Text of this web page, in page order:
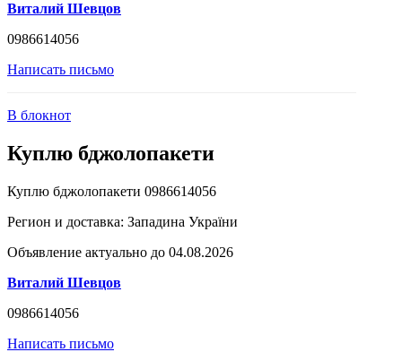
Виталий Шевцов
0986614056
Написать письмо
В блокнот
Куплю бджолопакети
Куплю бджолопакети 0986614056
Регион и доставка: Западина України
Объявление актуально до 04.08.2026
Виталий Шевцов
0986614056
Написать письмо